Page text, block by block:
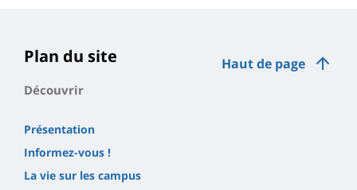
Haut de page
Plan du site
Découvrir
Présentation
Informez-vous !
La vie sur les campus